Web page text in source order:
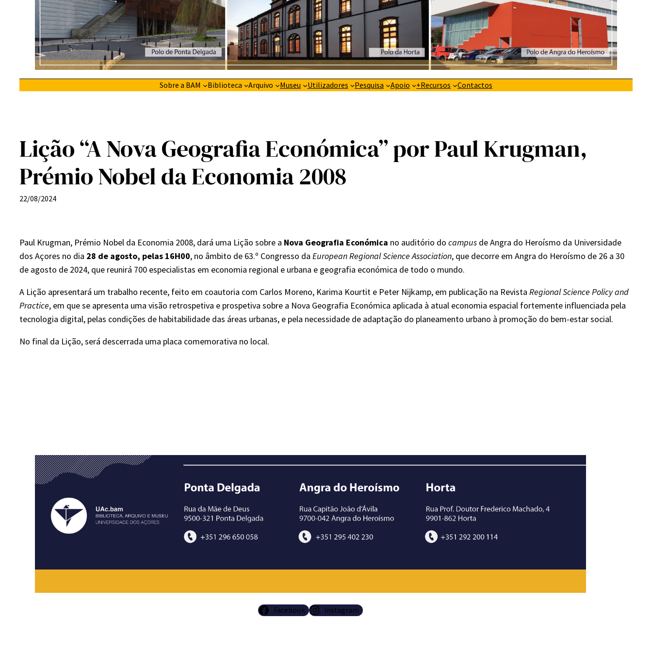
Sobre a BAM Biblioteca Arquivo Museu Utilizadores Pesquisa Apoio +Recursos Contactos
Lição “A Nova Geografia Económica” por Paul Krugman,
Prémio Nobel da Economia 2008
22/08/2024
Paul Krugman, Prémio Nobel da Economia 2008, dará uma Lição sobre a Nova Geografia Económica no auditório do campus de Angra do Heroísmo da Universidade
dos Açores no dia 28 de agosto, pelas 16H00, no âmbito de 63.º Congresso da European Regional Science Association, que decorre em Angra do Heroísmo de 26 a 30
de agosto de 2024, que reunirá 700 especialistas em economia regional e urbana e geografia económica de todo o mundo.
A Lição apresentará um trabalho recente, feito em coautoria com Carlos Moreno, Karima Kourtit e Peter Nijkamp, em publicação na Revista Regional Science Policy and
Practice, em que se apresenta uma visão retrospetiva e prospetiva sobre a Nova Geografia Económica aplicada à atual economia espacial fortemente influenciada pela
tecnologia digital, pelas condições de habitabilidade das áreas urbanas, e pela necessidade de adaptação do planeamento urbano à promoção do bem-estar social.
No final da Lição, será descerrada uma placa comemorativa no local.
Facebook Instagram